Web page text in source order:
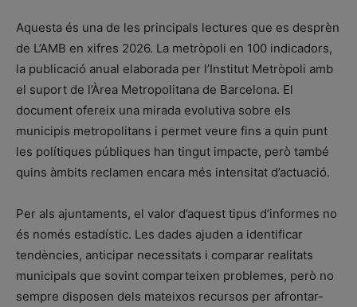
Aquesta és una de les principals lectures que es desprèn
de L’AMB en xifres 2026. La metròpoli en 100 indicadors,
la publicació anual elaborada per l’Institut Metròpoli amb
el suport de l’Àrea Metropolitana de Barcelona. El
document ofereix una mirada evolutiva sobre els
municipis metropolitans i permet veure fins a quin punt
les polítiques públiques han tingut impacte, però també
quins àmbits reclamen encara més intensitat d’actuació.
Per als ajuntaments, el valor d’aquest tipus d’informes no
és només estadístic. Les dades ajuden a identificar
tendències, anticipar necessitats i comparar realitats
municipals que sovint comparteixen problemes, però no
sempre disposen dels mateixos recursos per afrontar-